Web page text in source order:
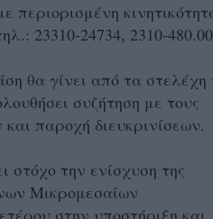
περιορισμένη
23310-24734, 2310-
θα γίνει από τα στελέχη
συζήτηση με τους
παροχή διευκρινίσεων.
την ενίσχυση της
Μικρομεσαίων